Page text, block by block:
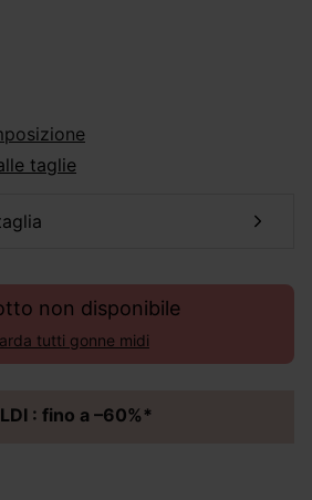
taglie
non disponibile
tutti gonne midi
: fino a –60%*